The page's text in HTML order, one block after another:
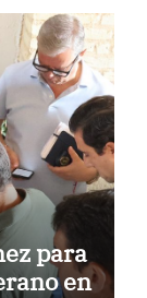
para
en